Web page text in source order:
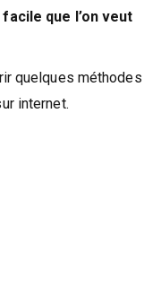
facile que l’on veut
quelques méthodes
internet.